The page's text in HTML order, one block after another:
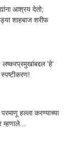
आश्रय देतो;
शाहबाज शरीफ
'हे'
हल्ला करण्याच्या